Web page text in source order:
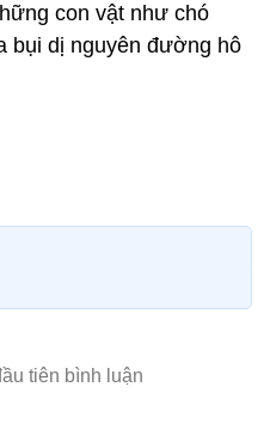
con vật như chó
bụi dị nguyên đường hô